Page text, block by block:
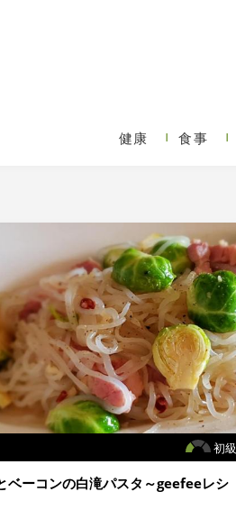
健康 食事
初級
ベーコンの白滝パスタ～geefeeレシ